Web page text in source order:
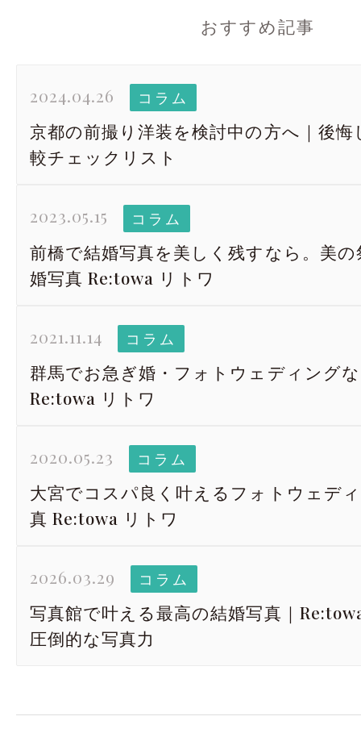
おすすめ記事
2024.04.26 コラム
京都の前撮り洋装を検討中の方へ｜後
較チェックリスト
2023.05.15 コラム
前橋で結婚写真を美しく残すなら。美
婚写真 Re:towa リトワ
2021.11.14 コラム
群馬でお急ぎ婚・フォトウェディング
Re:towa リトワ
2020.05.23 コラム
大宮でコスパ良く叶えるフォトウェデ
真 Re:towa リトワ
2026.03.29 コラム
写真館で叶える最高の結婚写真｜
圧倒的な写真力